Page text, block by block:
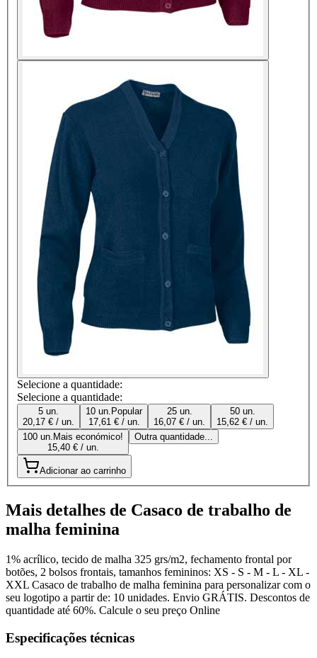
Selecione a quantidade:
Selecione a quantidade:
5 un.
20,17 € / un.
10 un. Popular
17,61 € / un.
25 un.
16,07 € / un.
50 un.
15,62 € / un.
100 un. Mais económico!
15,40 € / un.
Outra quantidade...
Adicionar ao carrinho
Mais detalhes de Casaco de trabalho de
malha feminina
1% acrílico, tecido de malha 325 grs/m2, fechamento frontal por
botões, 2 bolsos frontais, tamanhos femininos: XS - S - M - L - XL -
XXL Casaco de trabalho de malha feminina para personalizar com o
seu logotipo a partir de: 10 unidades. Envio GRÁTIS. Descontos de
quantidade até 60%. Calcule o seu preço Online
Especificações técnicas